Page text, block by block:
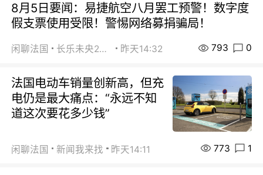
8月5日要闻：易捷航空八月罢工预警！数字度
假支票使用受限！警惕网络募捐骗局！
闲聊法国 长乐未央2015 昨天14:32 793 0
法国电动车销量创新高，但充
电仍是最大痛点：“永远不知
道这次要花多少钱”
闲聊法国 新闻我来找 昨天14:11 773 1